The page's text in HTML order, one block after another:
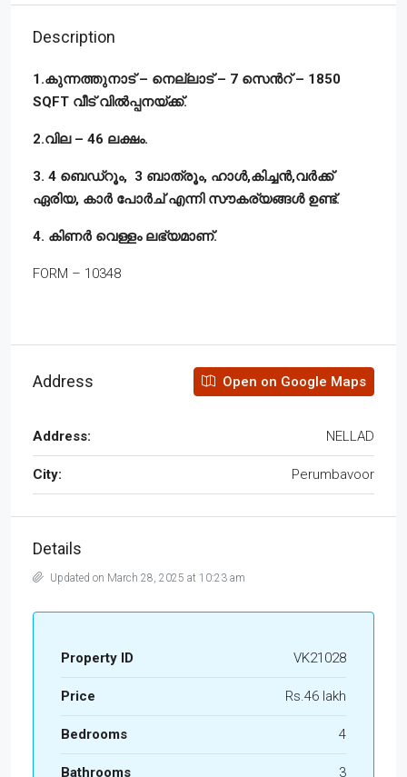
Description
1.കുന്നത്തുനാട് – നെല്ലാട് – 7 സെൻറ് – 1850
SQFT വീട് വിൽപ്പനയ്ക്ക്.
2.വില – 46 ലക്ഷം.
3. 4 ബെഡ്‌റൂം, 3 ബാത്രൂം, ഹാൾ,കിച്ചൻ,വർക്ക്
ഏരിയ, കാർ പോർച് എന്നി സൗകര്യങ്ങൾ ഉണ്ട്.
4. കിണർ വെള്ളം ലഭ്യമാണ്.
FORM – 10348
Address Open on Google Maps
Address: NELLAD
City: Perumbavoor
Details
Updated on March 28, 2025 at 10:23 am
Property ID VK21028
Price Rs.46 lakh
Bedrooms 4
Bathrooms 3